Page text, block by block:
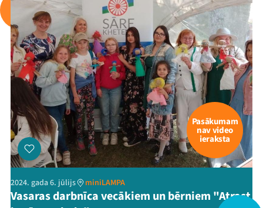
Jaunumi
Ziedo
Veikals
Kontakti
Pasākumam
nav video
ieraksta
2024. gada 6. jūlijs miniLAMPA
Vasaras darbnīca vecākiem un bērniem "Atrast